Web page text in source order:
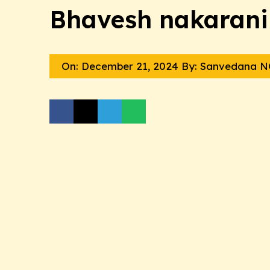
Bhavesh nakarani
On: December 21, 2024 By: Sanvedana